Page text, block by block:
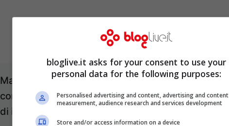
Manovra, molte
conferme dal Cdm
di ieri
Il doppio volto di
Nichi: bolletta
bloglive.it asks for your consent to use your
personal data for the following purposes:
Personalised advertising and content, advertising and content
measurement, audience research and services development
Store and/or access information on a device